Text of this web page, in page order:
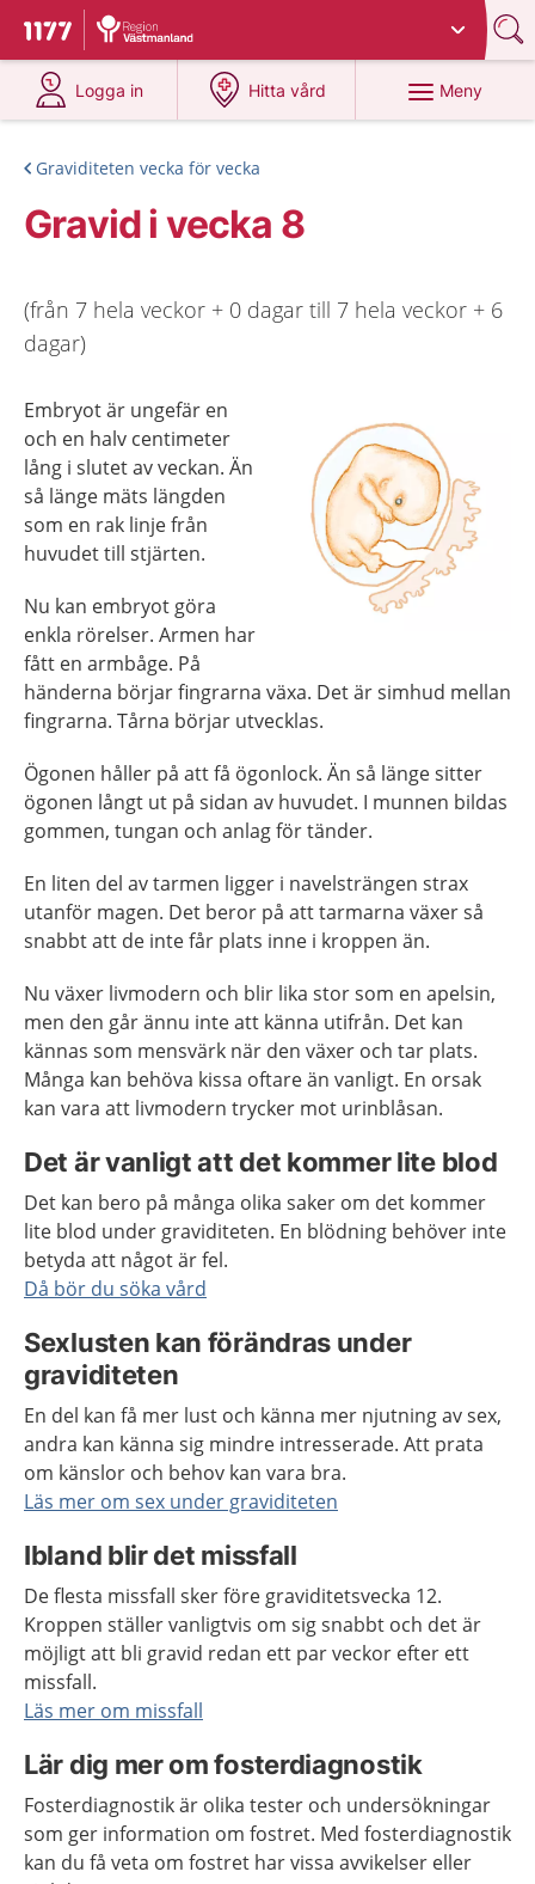
Till startsidan för 1177
Du har valt region
Logga in
på 1177.se
Hitta vård
på 1177.se
Meny
Graviditeten vecka för vecka
Gravid i vecka 8
(från 7 hela veckor + 0 dagar till 7 hela veckor + 6
dagar)
Embryot är ungefär en
och en halv centimeter
lång i slutet av veckan. Än
så länge mäts längden
som en rak linje från
huvudet till stjärten.
Nu kan embryot göra
enkla rörelser. Armen har
fått en armbåge. På
händerna börjar fingrarna växa. Det är simhud mellan
fingrarna. Tårna börjar utvecklas.
Ögonen håller på att få ögonlock. Än så länge sitter
ögonen långt ut på sidan av huvudet. I munnen bildas
gommen, tungan och anlag för tänder.
En liten del av tarmen ligger i navelsträngen strax
utanför magen. Det beror på att tarmarna växer så
snabbt att de inte får plats inne i kroppen än.
Nu växer livmodern och blir lika stor som en apelsin,
men den går ännu inte att känna utifrån. Det kan
kännas som mensvärk när den växer och tar plats.
Många kan behöva kissa oftare än vanligt. En orsak
kan vara att livmodern trycker mot urinblåsan.
Det är vanligt att det kommer lite blod
Det kan bero på många olika saker om det kommer
lite blod under graviditeten. En blödning behöver inte
betyda att något är fel.
Då bör du söka vård
Sexlusten kan förändras under
graviditeten
En del kan få mer lust och känna mer njutning av sex,
andra kan känna sig mindre intresserade. Att prata
om känslor och behov kan vara bra.
Läs mer om sex under graviditeten
Ibland blir det missfall
De flesta missfall sker före graviditetsvecka 12.
Kroppen ställer vanligtvis om sig snabbt och det är
möjligt att bli gravid redan ett par veckor efter ett
missfall.
Läs mer om missfall
Lär dig mer om fosterdiagnostik
Fosterdiagnostik är olika tester och undersökningar
som ger information om fostret. Med fosterdiagnostik
kan du få veta om fostret har vissa avvikelser eller